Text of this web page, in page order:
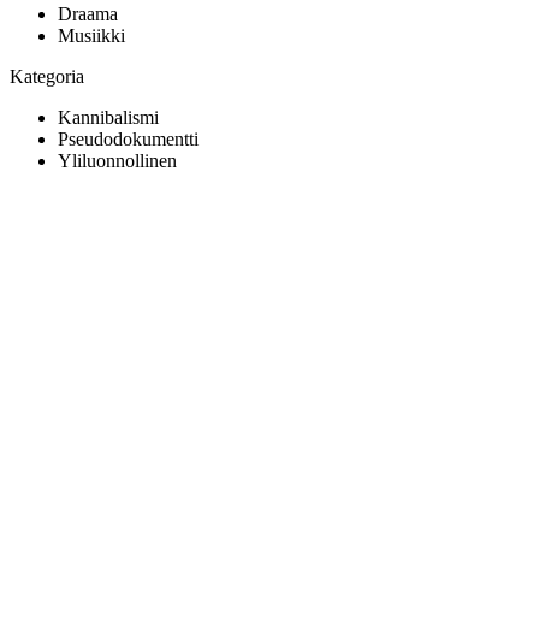
Draama
Musiikki
Kategoria
Kannibalismi
Pseudodokumentti
Yliluonnollinen